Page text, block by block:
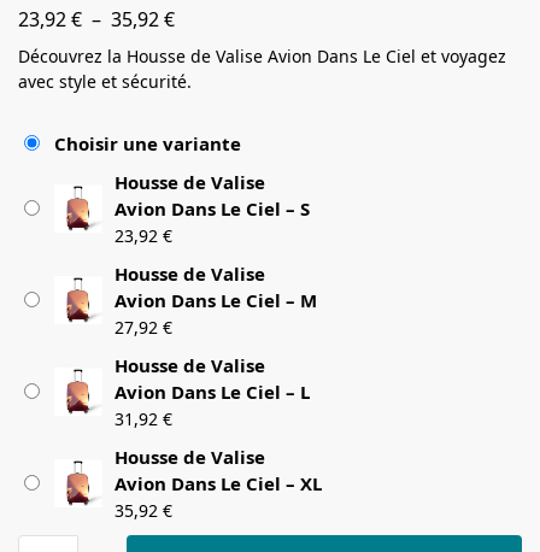
23,92€ – 35,92€
Découvrez la Housse de Valise Avion Dans Le Ciel et voyagez
avec style et sécurité.
Choisir une variante
Housse de Valise
Avion Dans Le Ciel – S
23,92 €
Housse de Valise
Avion Dans Le Ciel – M
27,92 €
Housse de Valise
Avion Dans Le Ciel – L
31,92 €
Housse de Valise
Avion Dans Le Ciel – XL
35,92 €